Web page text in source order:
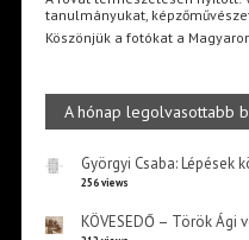
tanulmányukat,
Köszönjük a fotókat a
A hónap legolvasottabb
Györgyi Csaba: Lépések
256 views
KÖVESEDŐ – Török Ági